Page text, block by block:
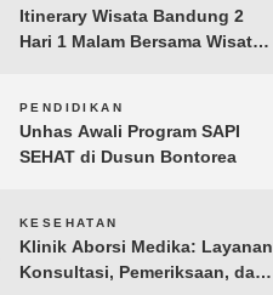
Republik Indonesia
Itinerary Wisata Bandung 2
Hari 1 Malam Bersama Wisata
PENDIDIKAN
Unhas Awali Program SAPI
SEHAT di Dusun Bontorea
KESEHATAN
Klinik Aborsi Medika: Layanan
Konsultasi, Pemeriksaan, dan